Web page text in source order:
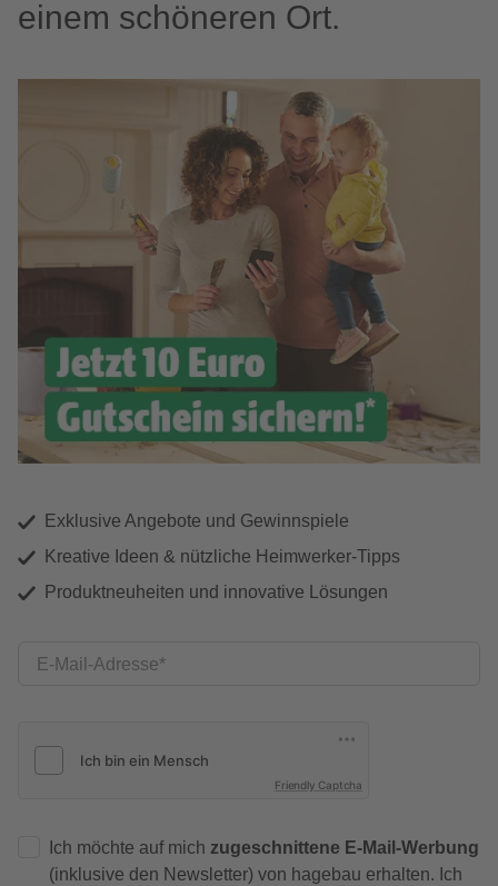
einem schöneren Ort.
Exklusive Angebote und Gewinnspiele
Kreative Ideen & nützliche Heimwerker-Tipps
Produktneuheiten und innovative Lösungen
E-Mail-Adresse
Friendly Captcha
Ich möchte auf mich zugeschnittene E-Mail-Werbung
(inklusive den Newsletter) von hagebau erhalten. Ich